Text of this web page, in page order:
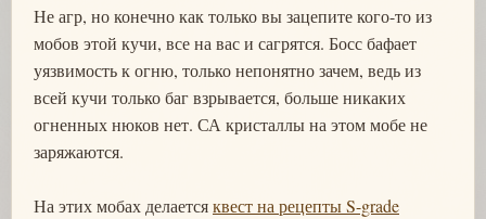
Не агр, но конечно как только вы зацепите кого-то из
мобов этой кучи, все на вас и сагрятся. Босс бафает
уязвимость к огню, только непонятно зачем, ведь из
всей кучи только баг взрывается, больше никаких
огненных нюков нет. СА кристаллы на этом мобе не
заряжаются.
На этих мобах делаетсяквест на рецепты S-grade